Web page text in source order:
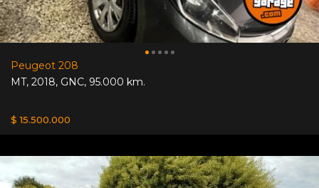
Peugeot 208
MT, 2018, GNC, 95.000 km.
$ 15.500.000